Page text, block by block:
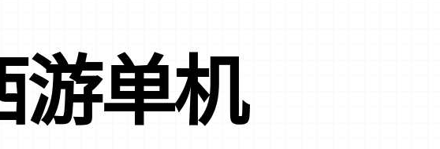
游单机